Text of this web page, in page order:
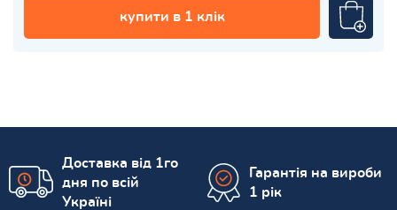
купити в 1 клік
Доставка від 1го
дня по всій
Україні
Гарантія на вироби
1 рік